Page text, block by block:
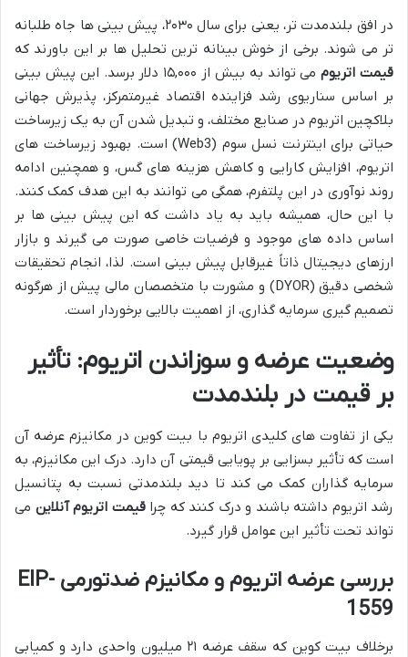
در افق بلندمدت تر، یعنی برای سال ۲۰۳۰، پیش بینی ها جاه طلبانه
تر می شوند. برخی از خوش بینانه ترین تحلیل ها بر این باورند که
قیمت اتریوم
می تواند به بیش از ۱۵,۰۰۰ دلار برسد. این پیش بینی
بر اساس سناریوی رشد فزاینده اقتصاد غیرمتمرکز، پذیرش جهانی
بلاکچین اتریوم در صنایع مختلف، و تبدیل شدن آن به یک زیرساخت
حیاتی برای اینترنت نسل سوم (Web3) است. بهبود زیرساخت های
اتریوم، افزایش کارایی و کاهش هزینه های گس، و همچنین ادامه
روند نوآوری در این پلتفرم، همگی می توانند به این هدف کمک کنند.
با این حال، همیشه باید به یاد داشت که این پیش بینی ها بر
اساس داده های موجود و فرضیات خاصی صورت می گیرند و بازار
ارزهای دیجیتال ذاتاً غیرقابل پیش بینی است. لذا، انجام تحقیقات
شخصی دقیق (DYOR) و مشورت با متخصصان مالی پیش از هرگونه
تصمیم گیری سرمایه گذاری، از اهمیت بالایی برخوردار است.
وضعیت عرضه و سوزاندن اتریوم: تأثیر
بر قیمت در بلندمدت
یکی از تفاوت های کلیدی اتریوم با بیت کوین در مکانیزم عرضه آن
است که تأثیر بسزایی بر پویایی قیمتی آن دارد. درک این مکانیزم، به
سرمایه گذاران کمک می کند تا دید بلندمدتی نسبت به پتانسیل
رشد اتریوم داشته باشند و درک کنند که چراقیمت اتریوم آنلاین می
تواند تحت تأثیر این عوامل قرار گیرد.
بررسی عرضه اتریوم و مکانیزم ضدتورمی EIP-
1559
برخلاف بیت کوین که سقف عرضه ۲۱ میلیون واحدی دارد و کمیابی